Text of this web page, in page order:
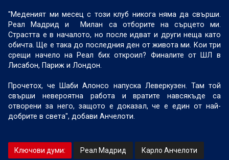
"Меденият ми месец с този клуб никога няма да свърши.
Реал Мадрид и Милан са отборите на сърцето ми.
Страстта е в началото, но после идват и други неща като
обичта. Ще е така до последния ден от живота ми. Кои три
срещи начело на Реал бих откроил? Финалите от ШЛ в
Лисабон, Париж и Лондон.
Прочетох, че Шаби Алонсо напуска Леверкузен. Там той
свърши невероятна работа и вратите навсякъде са
отворени за него, защото е доказал, че е един от най-
добрите в света", добави Анчелоти.
Ключови думи: Реал Мадрид Карло Анчелоти